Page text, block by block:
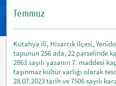
Temmuz
Kütahya ili, Hisarcık ilçesi,
tapunun 256 ada, 22 parselinde
2863 sayılı yasanın 7. maddesi
taşınmaz kültür varlığı olarak
28.07.2023 tarih ve 7506 sayılı